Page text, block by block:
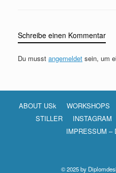
Schreibe einen Kommentar
Du musst angemeldet sein, um
ABOUT USk WORKSHOPS
STILLER
INSTAGRAM
IMPRESSUM –
© 2025 by